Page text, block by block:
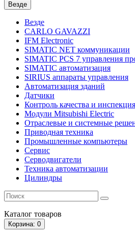
Везде
Везде
CARLO GAVAZZI
IFM Electronic
SIMATIC NET коммуникации
SIMATIC PCS 7 управления
SIMATIC автоматизация
SIRIUS аппараты управления
Автоматизация зданий
Датчики
Контроль качества и инспекция
Модули Mitsubishi Electric
Отраслевые и системные
Приводная техника
Промышленные компьютеры
Сервис
Серводвигатели
Техника автоматизации
Цилиндры
Каталог товаров
Корзина: 0